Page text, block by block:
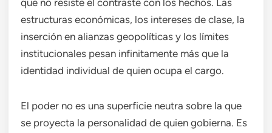
que no resiste el contraste con los hechos. Las
estructuras económicas, los intereses de clase, la
inserción en alianzas geopolíticas y los límites
institucionales pesan infinitamente más que la
identidad individual de quien ocupa el cargo.
El poder no es una superficie neutra sobre la que
se proyecta la personalidad de quien gobierna. Es